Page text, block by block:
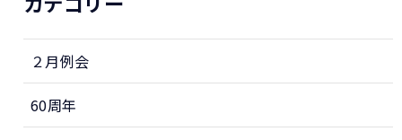
２月例会
60周年